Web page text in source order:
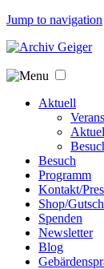
Jump to navigation
Aktuell
Besuch
Programm
Kontakt/
Shop/
Spenden
Newsletter
Blog